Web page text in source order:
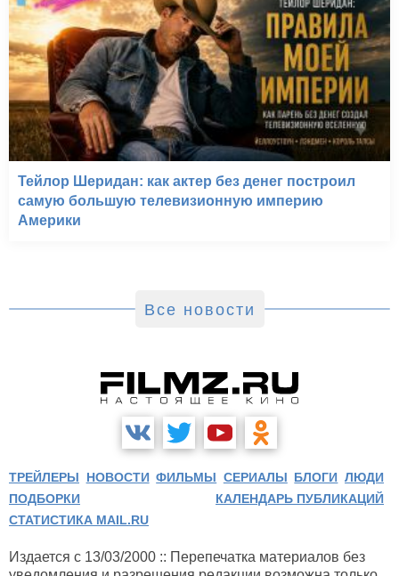
Тейлор Шеридан: как актер без денег построил
самую большую телевизионную империю
Америки
Все новости
ТРЕЙЛЕРЫ НОВОСТИ ФИЛЬМЫ СЕРИАЛЫ БЛОГИ ЛЮДИ
ПОДБОРКИ
КАЛЕНДАРЬ ПУБЛИКАЦИЙ
СТАТИСТИКА MAIL.RU
Издается с 13/03/2000 :: Перепечатка материалов без